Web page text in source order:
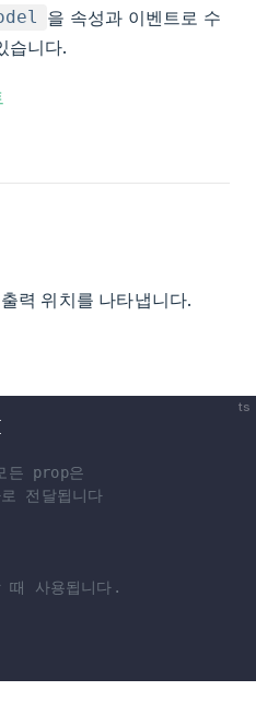
을 속성과 이벤트로 수
습니다.
력 위치를 나타냅니다.
ts
든 prop은
전달됩니다
때 사용됩니다.